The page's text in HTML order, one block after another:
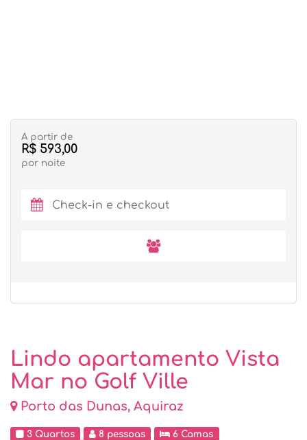
Lindo apartamento Vista
Mar no Golf Ville
Porto das Dunas, Aquiraz
3 Quartos 8 pessoas
6 Camas
A partir de
R$ 593,00
por noite